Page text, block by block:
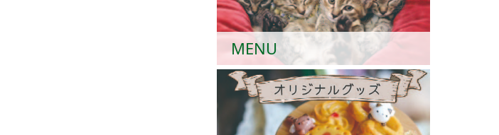
MENU